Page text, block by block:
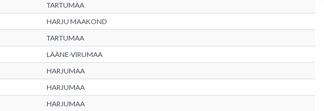
TARTUMAA
HARJU MAAKOND
TARTUMAA
LÄÄNE-VIRUMAA
HARJUMAA
HARJUMAA
HARJUMAA